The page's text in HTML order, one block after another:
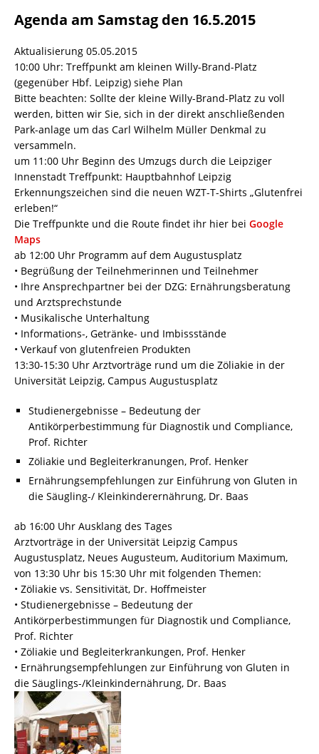
Agenda am Samstag den 16.5.2015
Aktualisierung 05.05.2015
10:00 Uhr: Treffpunkt am kleinen Willy-Brand-Platz
(gegenüber Hbf. Leipzig) siehe Plan
Bitte beachten: Sollte der kleine Willy-Brand-Platz zu voll
werden, bitten wir Sie, sich in der direkt anschließenden
Park-anlage um das Carl Wilhelm Müller Denkmal zu
versammeln.
um 11:00 Uhr Beginn des Umzugs durch die Leipziger
Innenstadt Treffpunkt: Hauptbahnhof Leipzig
Erkennungszeichen sind die neuen WZT-T-Shirts „Glutenfrei
erleben!“
Die Treffpunkte und die Route findet ihr hier bei Google
Maps
ab 12:00 Uhr Programm auf dem Augustusplatz
• Begrüßung der Teilnehmerinnen und Teilnehmer
• Ihre Ansprechpartner bei der DZG: Ernährungsberatung
und Arztsprechstunde
• Musikalische Unterhaltung
• Informations-, Getränke- und Imbissstände
• Verkauf von glutenfreien Produkten
13:30-15:30 Uhr Arztvorträge rund um die Zöliakie in der
Universität Leipzig, Campus Augustusplatz
Studienergebnisse – Bedeutung der
Antikörperbestimmung für Diagnostik und Compliance,
Prof. Richter
Zöliakie und Begleiterkranungen, Prof. Henker
Ernährungsempfehlungen zur Einführung von Gluten in
die Säugling-/ Kleinkinderernährung, Dr. Baas
ab 16:00 Uhr Ausklang des Tages
Arztvorträge in der Universität Leipzig Campus
Augustusplatz, Neues Augusteum, Auditorium Maximum,
von 13:30 Uhr bis 15:30 Uhr mit folgenden Themen:
• Zöliakie vs. Sensitivität, Dr. Hoffmeister
• Studienergebnisse – Bedeutung der
Antikörperbestimmungen für Diagnostik und Compliance,
Prof. Richter
• Zöliakie und Begleiterkrankungen, Prof. Henker
• Ernährungsempfehlungen zur Einführung von Gluten in
die Säuglings-/Kleinkindernährung, Dr. Baas